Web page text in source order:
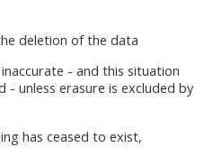
deletion of the data
- and this situation
- unless erasure is excluded by
has ceased to exist,